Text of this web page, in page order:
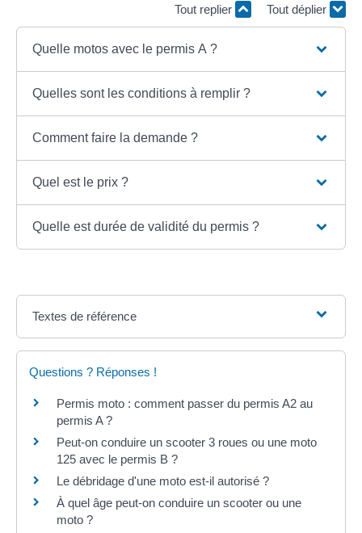
Tout replier Tout déplier
Quelle motos avec le permis A ?
Quelles sont les conditions à remplir ?
Comment faire la demande ?
Quel est le prix ?
Quelle est durée de validité du permis ?
Textes de référence
Questions ? Réponses !
Permis moto : comment passer du permis A2 au
permis A ?
Peut-on conduire un scooter 3 roues ou une moto
125 avec le permis B ?
Le débridage d'une moto est-il autorisé ?
À quel âge peut-on conduire un scooter ou une
moto ?